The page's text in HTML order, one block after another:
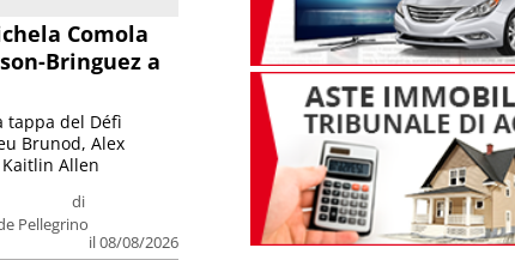
Comola
Bringuez a
di
Pellegrino
il 08/08/2026
tappa del Défì
Brunod, Alex
Allen